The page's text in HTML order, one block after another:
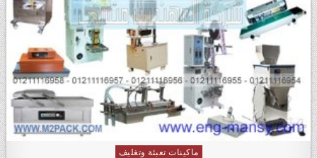
Posted in
ماكينات تعبئة وتغليف